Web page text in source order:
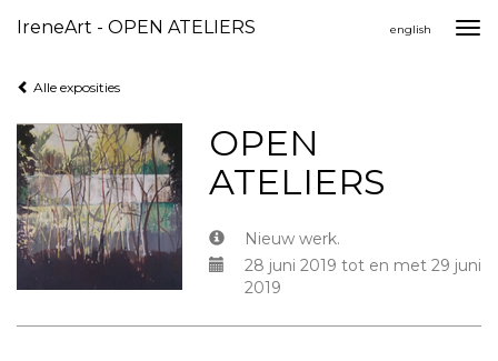
IreneArt - OPEN ATELIERS english
Alle exposities
OPEN
ATELIERS
Nieuw werk.
28 juni 2019 tot en met 29 juni
2019